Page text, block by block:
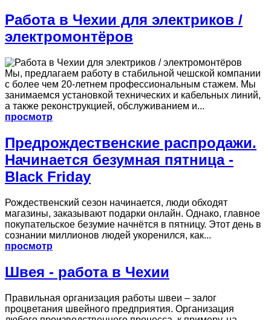
Работа в Чехии для электриков /
электромонтёров
Мы, предлагаем работу в стабильной чешской компании
с более чем 20-летнем профессиональным стажем. Мы
занимаемся установкой технических и кабельных линий,
а также реконструкцией, обслуживанием и...
просмотр
Предрождественские распродажи.
Начинается безумная пятница -
Black Friday
Рождественский сезон начинается, люди обходят
магазины, заказывают подарки онлайн. Однако, главное
покупательское безумие начнётся в пятницу. Этот день в
сознании миллионов людей укоренился, как...
просмотр
Швея - работа в Чехии
Правильная организация работы швеи – залог
процветания швейного предприятия. Организация